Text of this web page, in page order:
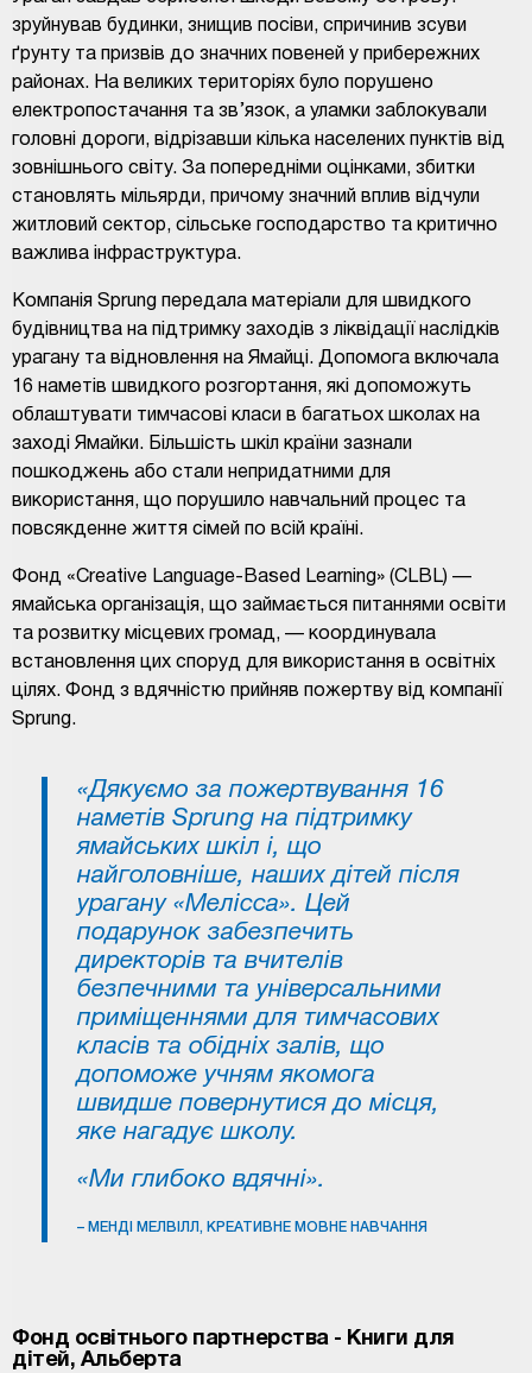
зруйнував будинки, знищив посіви, спричинив зсуви
ґрунту та призвів до значних повеней у прибережних
районах. На великих територіях було порушено
електропостачання та зв’язок, а уламки заблокували
головні дороги, відрізавши кілька населених пунктів від
зовнішнього світу. За попередніми оцінками, збитки
становлять мільярди, причому значний вплив відчули
житловий сектор, сільське господарство та критично
важлива інфраструктура.
Компанія Sprung передала матеріали для швидкого
будівництва на підтримку заходів з ліквідації наслідків
урагану та відновлення на Ямайці. Допомога включала
16 наметів швидкого розгортання, які допоможуть
облаштувати тимчасові класи в багатьох школах на
заході Ямайки. Більшість шкіл країни зазнали
пошкоджень або стали непридатними для
використання, що порушило навчальний процес та
повсякденне життя сімей по всій країні.
Фонд «Creative Language-Based Learning» (CLBL) —
ямайська організація, що займається питаннями освіти
та розвитку місцевих громад, — координувала
встановлення цих споруд для використання в освітніх
цілях. Фонд з вдячністю прийняв пожертву від компанії
Sprung.
«Дякуємо за пожертвування 16
наметів Sprung на підтримку
ямайських шкіл і, що
найголовніше, наших дітей після
урагану «Мелісса». Цей
подарунок забезпечить
директорів та вчителів
безпечними та універсальними
приміщеннями для тимчасових
класів та обідніх залів, що
допоможе учням якомога
швидше повернутися до місця,
яке нагадує школу.
«Ми глибоко вдячні».
– МЕНДІ МЕЛВІЛЛ, КРЕАТИВНЕ МОВНЕ НАВЧАННЯ
Фонд освітнього партнерства - Книги для
дітей, Альберта